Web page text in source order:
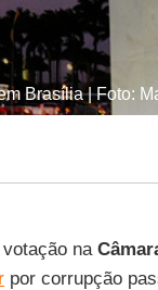
Brasília | Foto:
na
por corrupção